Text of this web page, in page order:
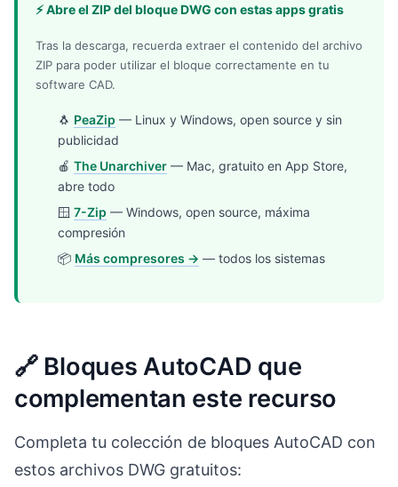
⚡ Abre el ZIP del bloque DWG con estas apps gratis
Tras la descarga, recuerda extraer el contenido del archivo
ZIP para poder utilizar el bloque correctamente en tu
software CAD.
🐧 PeaZip — Linux y Windows, open source y sin
publicidad
🍎The Unarchiver — Mac, gratuito en App Store,
abre todo
🪟7-Zip — Windows, open source, máxima
compresión
📦 Más compresores → — todos los sistemas
🔗 Bloques AutoCAD que
complementan este recurso
Completa tu colección de bloques AutoCAD con
estos archivos DWG gratuitos: